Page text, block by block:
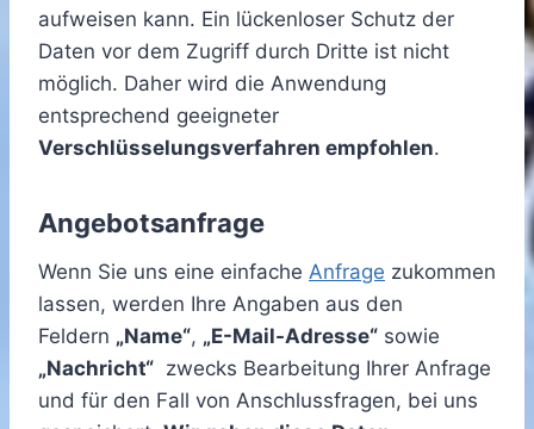
aufweisen kann. Ein lückenloser Schutz der
Daten vor dem Zugriff durch Dritte ist nicht
möglich. Daher wird die Anwendung
entsprechend geeigneter
Verschlüsselungsverfahren empfohlen.
Angebotsanfrage
Wenn Sie uns eine einfache Anfrage zukommen
lassen, werden Ihre Angaben aus den
Feldern „Name“, „E-Mail-Adresse“ sowie
„Nachricht“ zwecks Bearbeitung Ihrer Anfrage
und für den Fall von Anschlussfragen, bei uns